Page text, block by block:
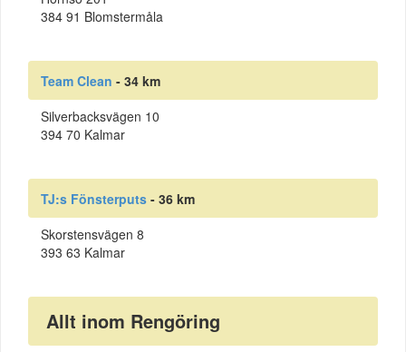
384 91 Blomstermåla
Team Clean - 34 km
Silverbacksvägen 10
394 70 Kalmar
TJ:s Fönsterputs - 36 km
Skorstensvägen 8
393 63 Kalmar
Allt inom Rengöring